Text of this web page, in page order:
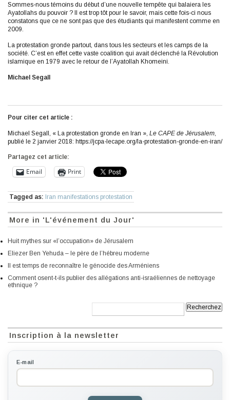
Sommes-nous témoins du début d’une nouvelle tempête qui balaiera les
Ayatollahs du pouvoir ? Il est trop tôt pour le savoir, mais cette fois-ci nous
constatons que ce ne sont pas que des étudiants qui manifestent comme en
2009.
La protestation gronde partout, dans tous les secteurs et les camps de la
société. C’est en effet cette vaste coalition qui avait déclenché la Révolution
islamique en 1979 avec le retour de l’Ayatollah Khomeini.
Michael Segall
Pour citer cet article :
Michael Segall, « La protestation gronde en Iran », Le CAPE de Jérusalem,
publié le 2 janvier 2018: https://jcpa-lecape.org/la-protestation-gronde-en-iran/
Partagez cet article:
Email Print
Tagged as: Iran manifestations protestation
More in 'L'événement du Jour'
Huit mythes sur «l’occupation» de Jérusalem
Eliezer Ben Yehuda – le père de l’hébreu moderne
Il est temps de reconnaître le génocide des Arméniens
Comment osent-t-ils publier des allégations anti-israéliennes de nettoyage
ethnique ?
Inscription à la newsletter
E-mail